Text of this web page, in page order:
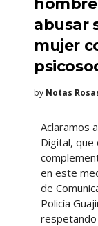
abusar
mujer
by Notas
Aclaramos
Digital, que
en este
de
Policía
respetando